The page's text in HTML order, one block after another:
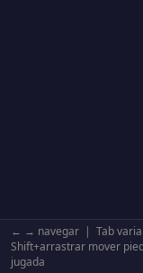
← → navegar | Tab
Shift+arrastrar mover
jugada